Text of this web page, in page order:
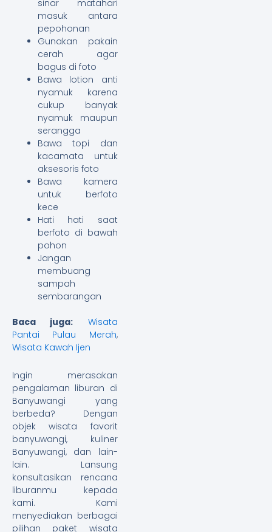
sinar matahari
masuk antara
pepohonan
Gunakan pakain
cerah agar
bagus di foto
Bawa lotion anti
nyamuk karena
cukup banyak
nyamuk maupun
serangga
Bawa topi dan
kacamata untuk
aksesoris foto
Bawa kamera
untuk berfoto
kece
Hati hati saat
berfoto di bawah
pohon
Jangan
membuang
sampah
sembarangan
Baca juga:
Wisata
Pantai Pulau Merah,
Wisata Kawah Ijen
Ingin merasakan
pengalaman liburan di
Banyuwangi yang
berbeda? Dengan
objek wisata favorit
banyuwangi, kuliner
Banyuwangi, dan lain-
lain. Lansung
konsultasikan rencana
liburanmu kepada
kami. Kami
menyediakan berbagai
pilihan paket wisata